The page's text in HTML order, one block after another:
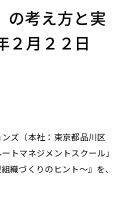
の考え方と実
２月２２日
ズ（本社：東京都品川区
トマネジメントスクール」
づくりのヒント～』を、